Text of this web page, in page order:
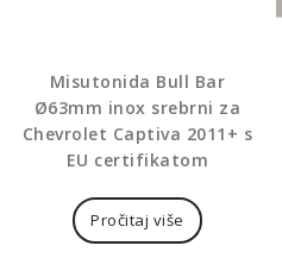
Misutonida Bull Bar
Ø63mm inox srebrni za
Chevrolet Captiva 2011+ s
EU certifikatom
Pročitaj više